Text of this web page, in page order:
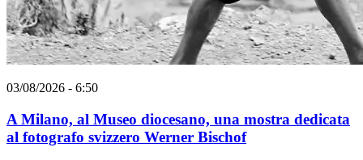
03/08/2026 - 6:50
A Milano, al Museo diocesano, una mostra dedicata
al fotografo svizzero Werner Bischof